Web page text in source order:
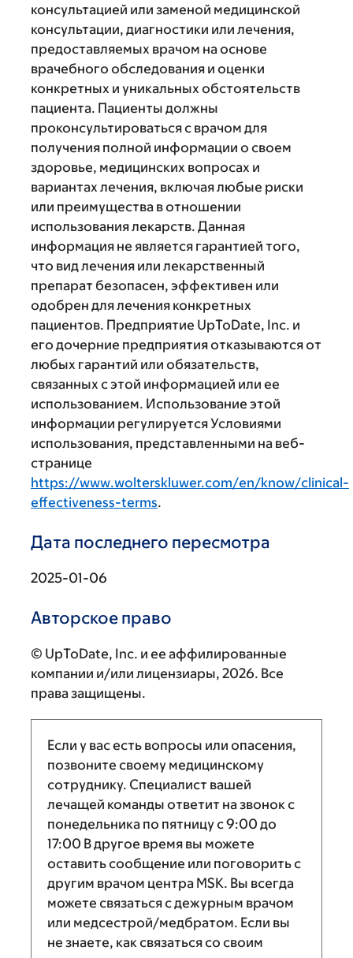
консультацией или заменой медицинской
консультации, диагностики или лечения,
предоставляемых врачом на основе
врачебного обследования и оценки
конкретных и уникальных обстоятельств
пациента. Пациенты должны
проконсультироваться с врачом для
получения полной информации о своем
здоровье, медицинских вопросах и
вариантах лечения, включая любые риски
или преимущества в отношении
использования лекарств. Данная
информация не является гарантией того,
что вид лечения или лекарственный
препарат безопасен, эффективен или
одобрен для лечения конкретных
пациентов. Предприятие UpToDate, Inc. и
его дочерние предприятия отказываются от
любых гарантий или обязательств,
связанных с этой информацией или ее
использованием. Использование этой
информации регулируется Условиями
использования, представленными на веб-
странице
https://www.wolterskluwer.com/en/know/clinical-
effectiveness-terms.
Дата последнего пересмотра
2025-01-06
Авторское право
© UpToDate, Inc. и ее аффилированные
компании и/или лицензиары, 2026. Все
права защищены.
Если у вас есть вопросы или опасения,
позвоните своему медицинскому
сотруднику. Специалист вашей
лечащей команды ответит на звонок с
понедельника по пятницу с9:00 до
17:00 В другое время вы можете
оставить сообщение или поговорить с
другим врачом центра MSK. Вы всегда
можете связаться с дежурным врачом
или медсестрой/медбратом. Если вы
не знаете, как связаться со своим